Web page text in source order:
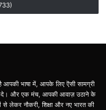
भाषा में, आपके लिए ऎसी सामग्री
दे। और एक मंच, आपकी आवाज़ उठाने के
से लेकर नौकरी, शिक्षा और नए भारत की